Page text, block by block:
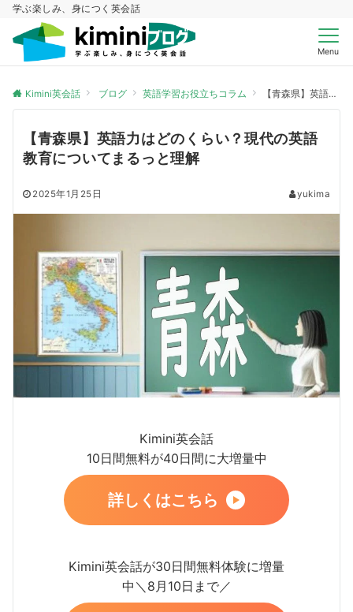
学ぶ楽しみ、身につく英会話
Menu
Kimini英会話 ブログ 英語学習お役立ちコラム 【青森県】英語力はどのくらい？現代の英語教育についてまるっと理解
【青森県】英語力はどのくらい？現代の英語
教育についてまるっと理解
2025年1月25日 yukima
Kimini英会話
10日間無料が40日間に大増量中
詳しくはこちら
Kimini英会話が30日間無料体験に増量
中＼8月10日まで／